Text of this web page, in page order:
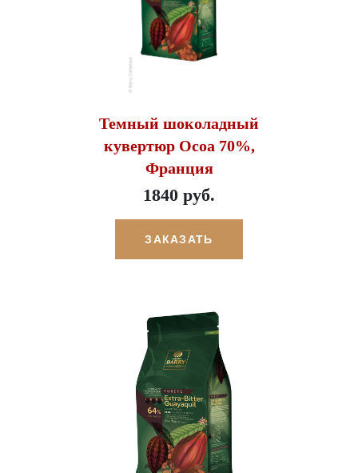
Темный шоколадный
кувертюр Ocoa 70%,
Франция
1840 руб.
ЗАКАЗАТЬ